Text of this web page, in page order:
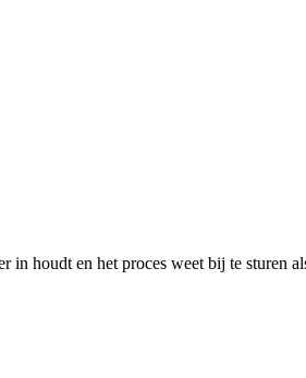
in houdt en het proces weet bij te sturen